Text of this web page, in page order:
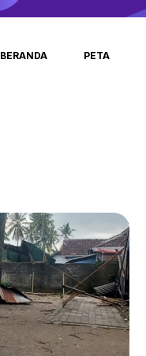
BERANDA PETA